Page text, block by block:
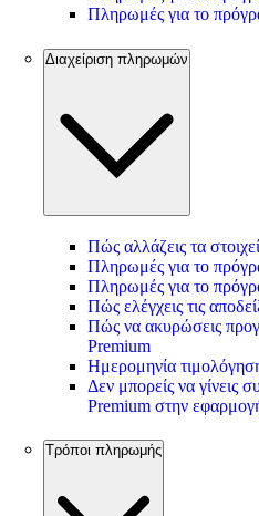
Πληρωμές για το
Διαχείριση πληρωμών
Πώς αλλάζεις τα
Πληρωμές για το
Πληρωμές για το
Πώς ελέγχεις τις
Πώς να ακυρώσεις
Premium
Ημερομηνία
Δεν μπορείς να γίνεις
Premium στην
Τρόποι πληρωμής